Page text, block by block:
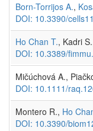
Born-Torrijos A.,
DOI: 10.3390/
Ho Chan T., Kadri
DOI: 10.3389/
Mičúchová A.,
DOI: 10.1111/
Montero R., Ho
DOI: 10.3390/